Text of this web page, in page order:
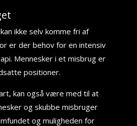
ikke selv komme fri af
er der behov for en intensiv
Mennesker i et misbrug er
positioner.
kan også være med til at
og skubbe misbruger
og muligheden for